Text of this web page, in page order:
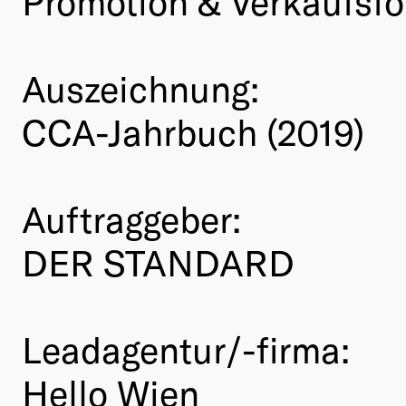
Auszeichnung:
CCA-Jahrbuch (2019)
Auftraggeber:
DER STANDARD
Leadagentur/-firma:
Hello Wien